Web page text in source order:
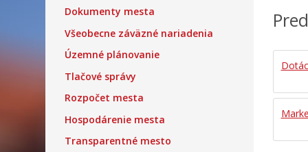
Dokumenty mesta
Všeobecne záväzné nariadenia
Územné plánovanie
Tlačové správy
Rozpočet mesta
Hospodárenie mesta
Transparentné mesto